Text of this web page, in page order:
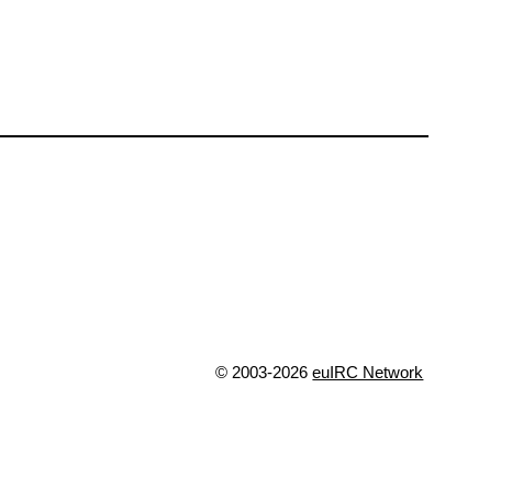
© 2003-2026euIRC Network